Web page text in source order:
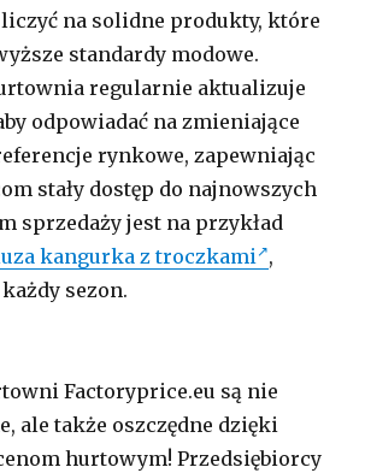
na solidne produkty, które
standardy modowe.
regularnie aktualizuje
odpowiadać na zmieniające
rynkowe, zapewniając
stały dostęp do najnowszych
sprzedaży jest na przykład
kangurka z troczkami
,
sezon.
Factoryprice.eu są nie
ale także oszczędne dzięki
hurtowym! Przedsiębiorcy